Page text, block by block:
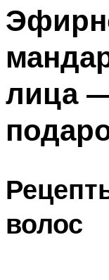
лица
волос